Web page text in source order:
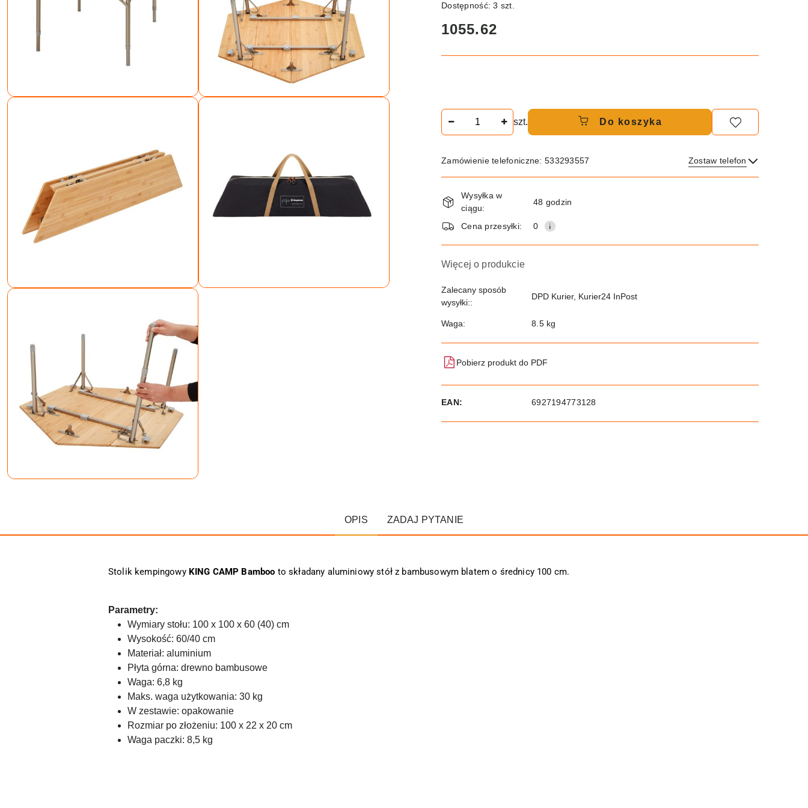
Dostępność:3 szt.
cena:
1055.62
szt. Do koszyka
Zamówienie telefoniczne: 533293557 Zostaw telefon
Wyślij
Dostępność
i
dostawa
Wysyłka w
ciągu:
48 godzin
Cena przesyłki: 0
Więcej o produkcie
Zalecany sposób
wysyłki::
DPD Kurier, Kurier24 InPost
Waga: 8.5 kg
Pobierz produkt do PDF
EAN: 6927194773128
OPIS ZADAJ PYTANIE
Stolik kempingowy KING CAMP Bamboo to składany aluminiowy stół z bambusowym blatem o średnicy 100 cm.
Parametry:
Wymiary stołu: 100 x 100 x 60 (40) cm
Wysokość: 60/40 cm
Materiał: aluminium
Płyta górna: drewno bambusowe
Waga: 6,8 kg
Maks. waga użytkowania: 30 kg
W zestawie: opakowanie
Rozmiar po złożeniu: 100 x 22 x 20 cm
Waga paczki: 8,5 kg